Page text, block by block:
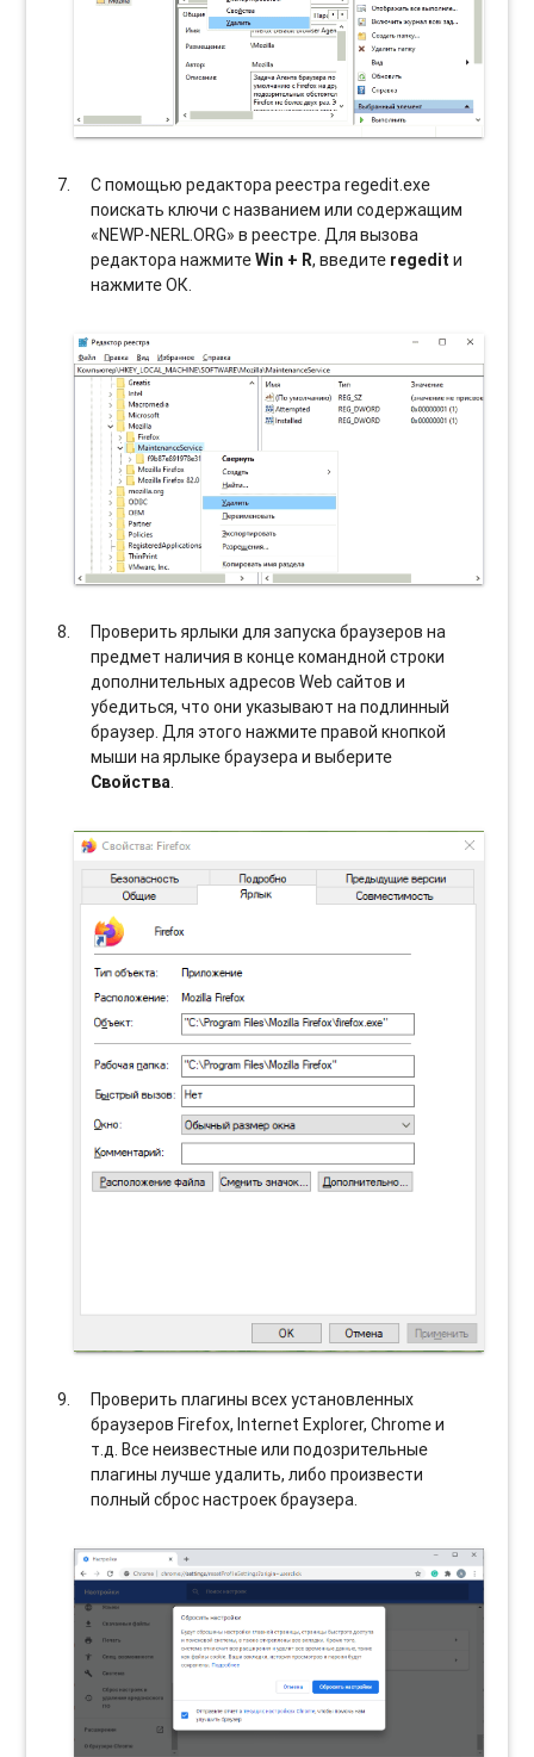
С помощью редактора реестра regedit.exe
поискать ключи с названием или содержащим
«NEWP-NERL.ORG» в реестре. Для вызова
редактора нажмитеWin + R, введите regedit и
нажмите ОК.
Проверить ярлыки для запуска браузеров на
предмет наличия в конце командной строки
дополнительных адресов Web сайтов и
убедиться, что они указывают на подлинный
браузер. Для этого нажмите правой кнопкой
мыши на ярлыке браузера и выберите
Свойства.
Проверить плагины всех установленных
браузеров Firefox, Internet Explorer, Chrome и
т.д. Все неизвестные или подозрительные
плагины лучше удалить, либо произвести
полный сброс настроек браузера.